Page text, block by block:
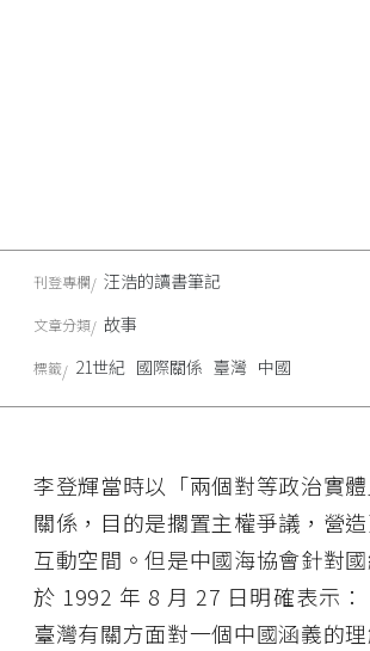
李登輝當時以「兩個對等政治實
關係，目的是擱置主權爭議，營
互動空間。但是中國海協會針對國
於 1992 年 8 月 27 日明確表示
臺灣有關方面對一個中國涵義的
刊登專欄 汪浩的讀書筆記
文章分類 故事
標籤 21世紀 國際關係 臺灣 中國